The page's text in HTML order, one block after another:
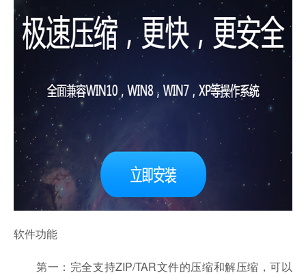
软件功能
第一：完全支持ZIP/TAR文件的压缩和解压缩，可以